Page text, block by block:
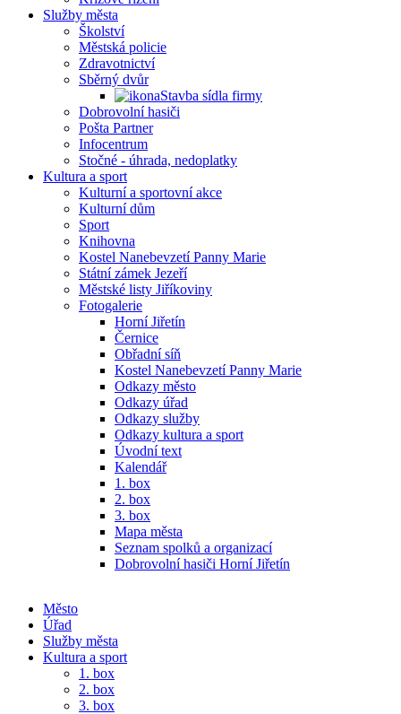
Služby města
Školství
Městská policie
Zdravotnictví
Sběrný dvůr
Stavba sídla firmy
Dobrovolní hasiči
Pošta Partner
Infocentrum
Stočné - úhrada, nedoplatky
Kultura a sport
Kulturní a sportovní akce
Kulturní dům
Sport
Knihovna
Kostel Nanebevzetí Panny Marie
Státní zámek Jezeří
Městské listy Jiříkoviny
Fotogalerie
Horní Jiřetín
Černice
Obřadní síň
Kostel Nanebevzetí Panny Marie
Odkazy město
Odkazy úřad
Odkazy služby
Odkazy kultura a sport
Úvodní text
Kalendář
1. box
2. box
3. box
Mapa města
Seznam spolků a organizací
Dobrovolní hasiči Horní Jiřetín
Město
Úřad
Služby města
Kultura a sport
1. box
2. box
3. box